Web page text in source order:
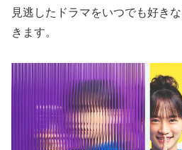
見逃したドラマをいつでも好き
きます。